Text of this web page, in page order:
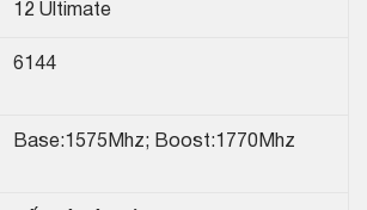
12 Ultimate
6144
Base:1575Mhz; Boost:1770Mhz